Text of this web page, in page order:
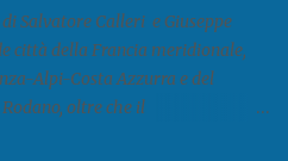
di Salvatore Calleri e Giuseppe
città della Francia meridionale,
Alpi-Costa Azzurra e del
oltre che il